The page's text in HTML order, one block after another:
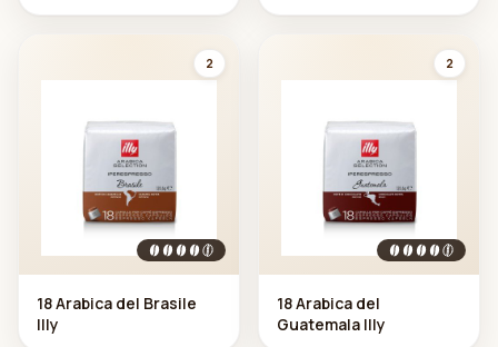
2
18 Arabica del Brasile
Illy
2
18 Arabica del
Guatemala Illy